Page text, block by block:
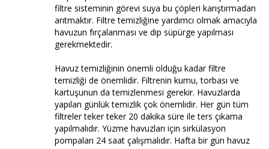
filtre sisteminin görevi suya bu çöpleri karıştırmadan
arıtmaktır. Filtre temizliğine yardımcı olmak amacıyla
havuzun fırçalanması ve dip süpürge yapılması
gerekmektedir.
Havuz temizliğinin önemli olduğu kadar filtre
temizliği de önemlidir. Filtrenin kumu, torbası ve
kartuşunun da temizlenmesi gerekir. Havuzlarda
yapılan günlük temizlik çok önemlidir. Her gün tüm
filtreler teker teker 20 dakika süre ile ters çıkama
yapılmalıdır. Yüzme havuzları için sirkülasyon
pompaları 24 saat çalışmalıdır. Hafta bir gün havuz